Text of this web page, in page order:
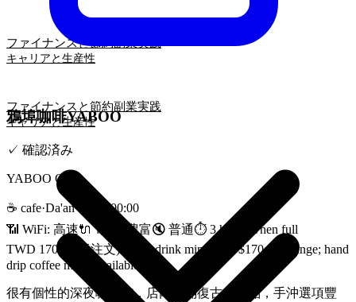
ファイナンスと節約
キャリアと生産性
ファイナンスと節約副業実践
キャリアと生産性
鴉埠咖啡YABOO
✓ 確認済み
YABOO Cafe
☕ cafe·Da'an· 11:00-00:00
📶 WiFi: 高速🔌電源 豊富🔇 普通⏱ 3 hours when full
TWD 170 (最低注文)
One drink minimum; $170-200 range; hand
drip coffee menu available
很有個性的深夜咖啡館，店內擺滿復古收藏品，手沖選項豐